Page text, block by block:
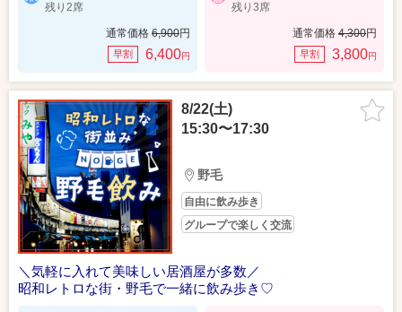
残り2席
通常価格 6,900円
早割 6,400円
残り3席
通常価格 4,300円
早割 3,800円
8/22(土)
15:30〜17:30
野毛
自由に飲み歩き
グループで楽しく交流
＼気軽に入れて美味しい居酒屋が多数／
昭和レトロな街・野毛で一緒に飲み歩き♡